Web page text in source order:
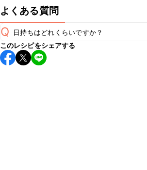
よくある質問
Q 日持ちはどれくらいですか？
保存期間は冷蔵で翌日中が目安です。なる
し上がりください。
このレシピをシェアする